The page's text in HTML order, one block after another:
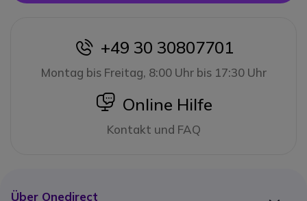
icon
+49 30 30807701
Montag bis Freitag, 8:00 Uhr bis 17:30 Uhr
icon
Online Hilfe
Kontakt und FAQ
Über Onedirect